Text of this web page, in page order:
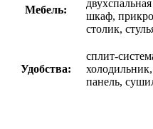
Мебель:
шкаф,
столик,
Удобства:
сплит-
панель,